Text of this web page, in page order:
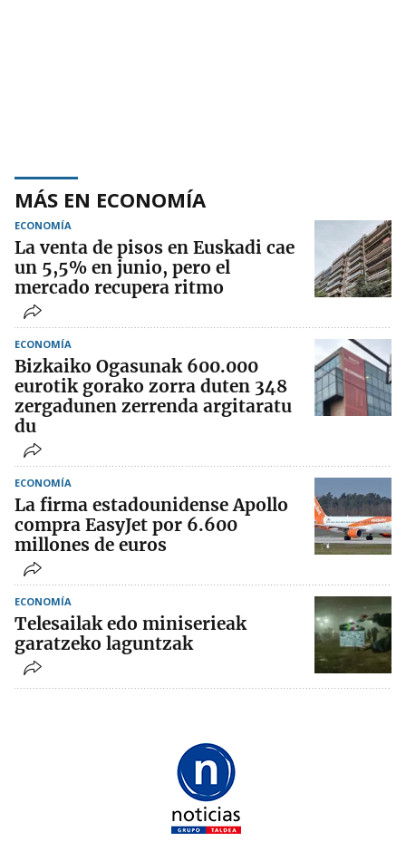
MÁS EN ECONOMÍA
ECONOMÍA
La venta de pisos en Euskadi cae
un 5,5% en junio, pero el
mercado recupera ritmo
ECONOMÍA
Bizkaiko Ogasunak 600.000
eurotik gorako zorra duten 348
zergadunen zerrenda argitaratu
du
ECONOMÍA
La firma estadounidense Apollo
compra EasyJet por 6.600
millones de euros
ECONOMÍA
Telesailak edo miniserieak
garatzeko laguntzak